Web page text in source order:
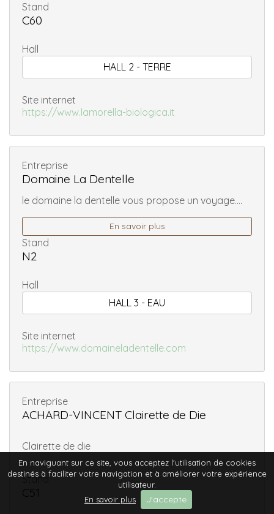
Stand
C60
Hall
HALL 2 - TERRE
Site internet
https://www.lamorella-biologica.it
Entreprise
Domaine La Dentelle
le domaine la dentelle vous propose un voyage....
En savoir plus
Stand
N2
Hall
HALL 3 - EAU
Site internet
https://www.domaineladentelle.com
Entreprise
ACHARD-VINCENT Clairette de Die
Clairette de die
Stand
C51
En naviguant sur ce site, vous acceptez l'utilisation de cookies
destinés à faciliter votre navigation et à améliorer votre expérience
utilisateur.
En savoir plus
J'accepte